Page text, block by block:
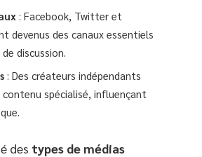
: Facebook, Twitter et
devenus des canaux essentiels
discussion.
: Des créateurs indépendants
spécialisé, influençant
des types de médias